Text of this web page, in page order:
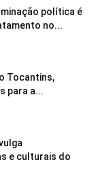
política é
no...
Tocantins,
para a...
e culturais do